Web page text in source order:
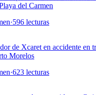
del Carmen
·596 lecturas
de Xcaret en accidente en
Morelos
·623 lecturas